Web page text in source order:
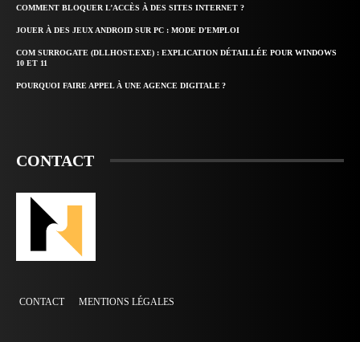
COMMENT BLOQUER L’ACCÈS À DES SITES INTERNET ?
JOUER À DES JEUX ANDROID SUR PC : MODE D’EMPLOI
COM SURROGATE (DLLHOST.EXE) : EXPLICATION DÉTAILLÉE POUR WINDOWS
10 ET 11
POURQUOI FAIRE APPEL À UNE AGENCE DIGITALE ?
CONTACT
CONTACT MENTIONS LÉGALES